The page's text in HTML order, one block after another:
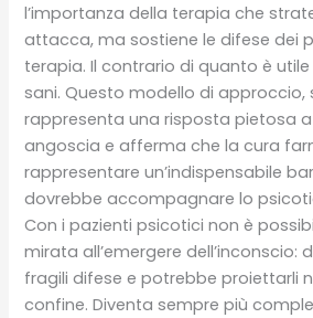
l’importanza della terapia che
attacca, ma sostiene le difese dei
terapia. Il contrario di quanto è
sani. Questo modello di approccio,
rappresenta una risposta pietosa
angoscia e afferma che la cura
rappresentare un’indispensabile
dovrebbe accompagnare lo
Con i pazienti psicotici non è
mirata all’emergere dell’inconscio:
fragili difese e potrebbe proiettarli
confine. Diventa sempre più